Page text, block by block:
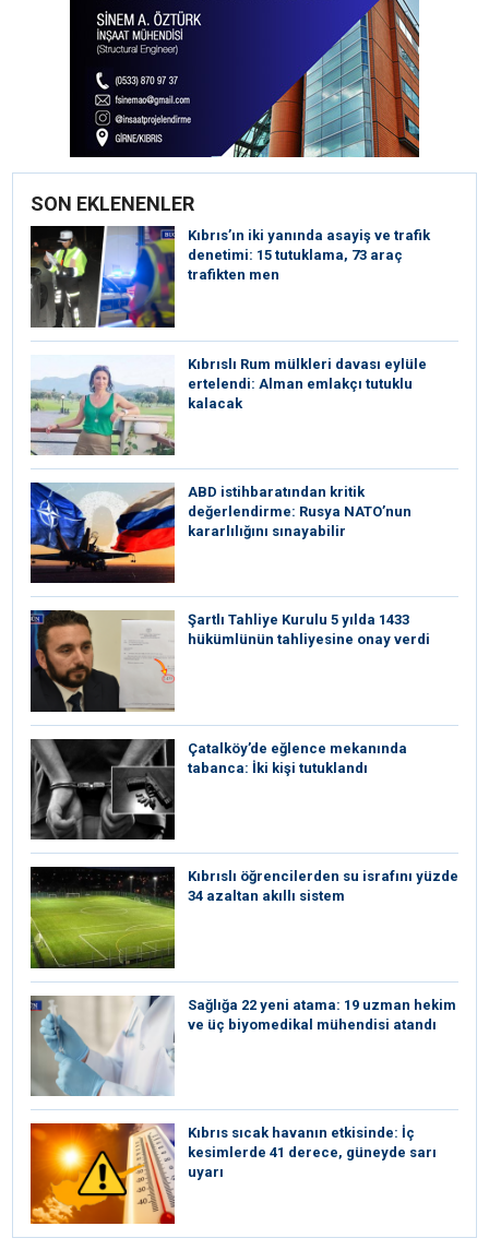
SON EKLENENLER
Kıbrıs’ın iki yanında asayiş ve trafik
denetimi: 15 tutuklama, 73 araç
trafikten men
Kıbrıslı Rum mülkleri davası eylüle
ertelendi: Alman emlakçı tutuklu
kalacak
ABD istihbaratından kritik
değerlendirme: Rusya NATO’nun
kararlılığını sınayabilir
Şartlı Tahliye Kurulu 5 yılda 1433
hükümlünün tahliyesine onay verdi
Çatalköy’de eğlence mekanında
tabanca: İki kişi tutuklandı
Kıbrıslı öğrencilerden su israfını yüzde
34 azaltan akıllı sistem
Sağlığa 22 yeni atama: 19 uzman hekim
ve üç biyomedikal mühendisi atandı
Kıbrıs sıcak havanın etkisinde: İç
kesimlerde 41 derece, güneyde sarı
uyarı